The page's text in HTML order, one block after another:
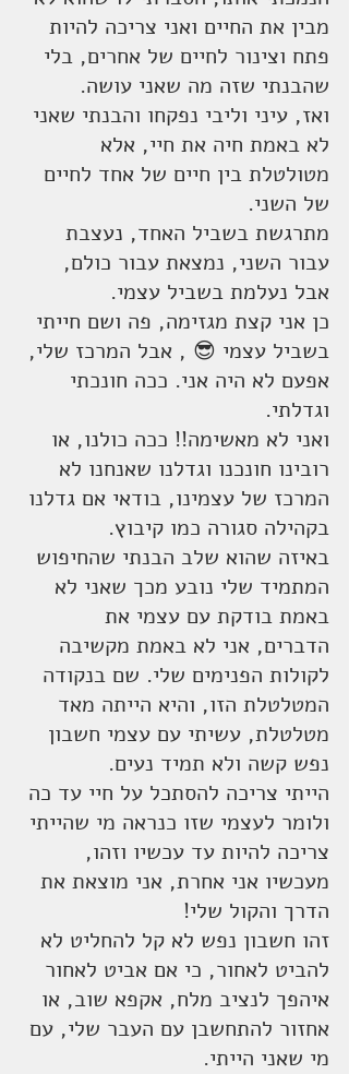
מבין את החיים ואני צריכה להיות
פתח וצינור לחיים של אחרים, בלי
שהבנתי שזה מה שאני עושה.
ואז, עיני וליבי נפקחו והבנתי שאני
לא באמת חיה את חיי, אלא
מטולטלת בין חיים של אחד לחיים
של השני.
מתרגשת בשביל האחד, נעצבת
עבור השני, נמצאת עבור כולם,
אבל נעלמת בשביל עצמי.
כן אני קצת מגזימה, פה ושם חייתי
בשביל עצמי 😎 , אבל המרכז שלי,
אפעם לא היה אני. ככה חונכתי
וגדלתי.
ואני לא מאשימה!! ככה כולנו, או
רובינו חונכנו וגדלנו שאנחנו לא
המרכז של עצמינו, בודאי אם גדלנו
בקהילה סגורה כמו קיבוץ.
באיזה שהוא שלב הבנתי שהחיפוש
המתמיד שלי נובע מכך שאני לא
באמת בודקת עם עצמי את
הדברים, אני לא באמת מקשיבה
לקולות הפנימים שלי. שם בנקודה
המטלטלת הזו, והיא הייתה מאד
מטלטלת, עשיתי עם עצמי חשבון
נפש קשה ולא תמיד נעים.
הייתי צריכה להסתכל על חיי עד כה
ולומר לעצמי שזו כנראה מי שהייתי
צריכה להיות עד עכשיו וזהו,
מעכשיו אני אחרת, אני מוצאת את
הדרך והקול שלי!
זהו חשבון נפש לא קל להחליט לא
להביט לאחור, כי אם אביט לאחור
איהפך לנציב מלח, אקפא שוב, או
אחזור להתחשבן עם העבר שלי, עם
מי שאני הייתי.